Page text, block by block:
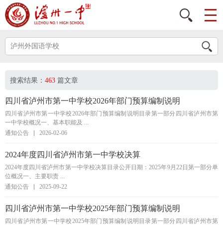
搜索结果： 463 篇文章
四川省泸州市第一中学校2026年部门预算编制说明
四川省泸州市第一中学校2026年部门预算编制说明目录第一部分四川省泸州市第
一中学校概况一、基本职能及 ...
通知公告
2026-02-06
2024年度四川省泸州市第一中学校决算
2024年度四川省泸州市第一中学校决算目录公开日期：2025年9月22日第一部分单
位概况一、主要职责 ...
通知公告
2025-09-22
四川省泸州市第一中学校2025年部门预算编制说明
四川省泸州市第一中学校2025年部门预算编制说明目录第一部分四川省泸州市第